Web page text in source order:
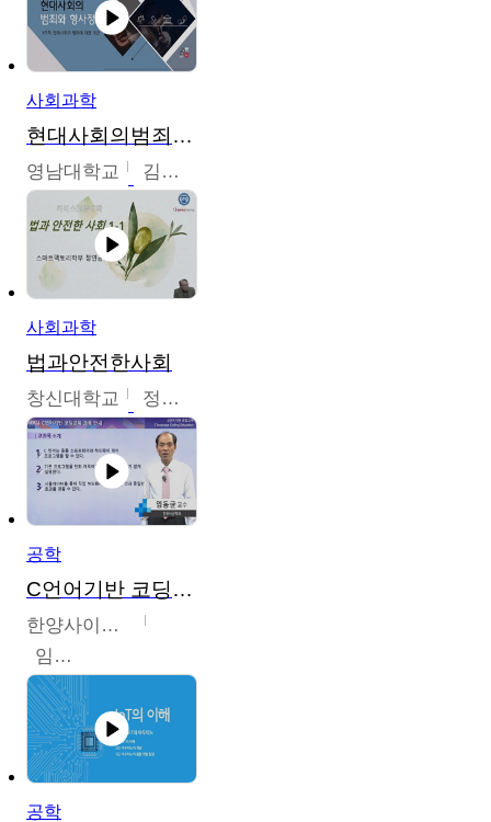
사회과학
현대사회의범죄와형사정책
영남대학교 김혜정
사회과학
법과안전한사회
창신대학교 정연균
공학
C언어기반 코딩교육
한양사이버대학교
임동균
공학